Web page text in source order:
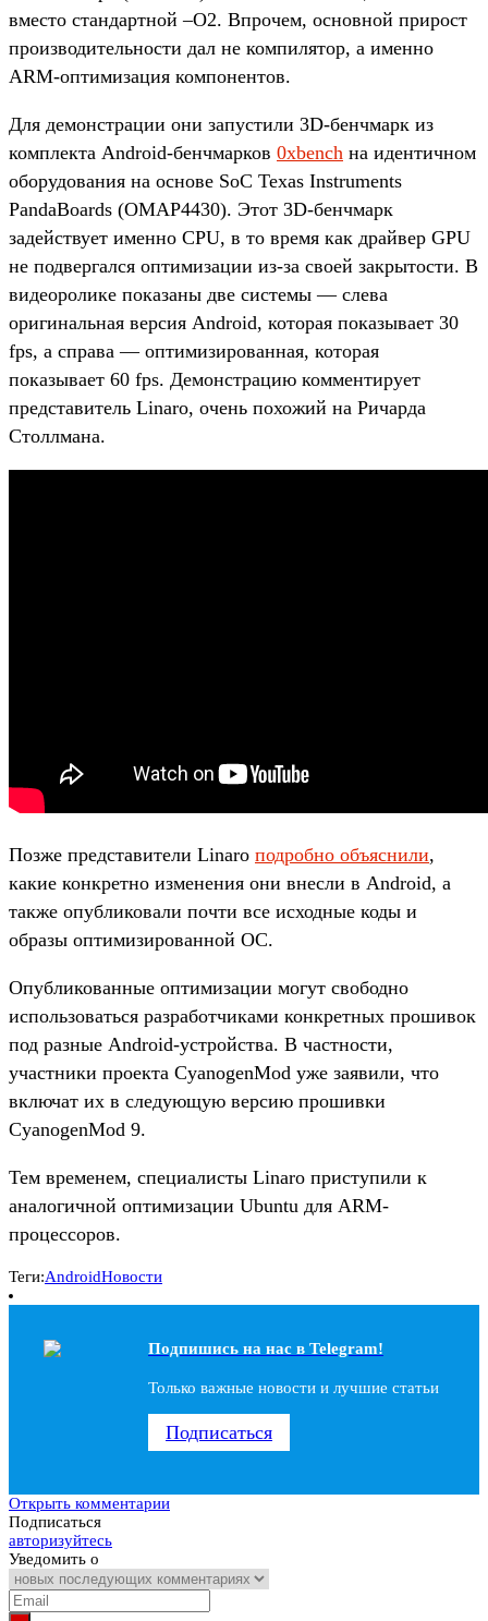
вместо стандартной –O2. Впрочем, основной прирост
производительности дал не компилятор, а именно
ARM-оптимизация компонентов.
Для демонстрации они запустили 3D-бенчмарк из
комплекта Android-бенчмарков 0xbench на идентичном
оборудования на основе SoC Texas Instruments
PandaBoards (OMAP4430). Этот 3D-бенчмарк
задействует именно CPU, в то время как драйвер GPU
не подвергался оптимизации из-за своей закрытости. В
видеоролике показаны две системы — слева
оригинальная версия Android, которая показывает 30
fps, а справа — оптимизированная, которая
показывает 60 fps. Демонстрацию комментирует
представитель Linaro, очень похожий на Ричарда
Столлмана.
Позже представители Linaro подробно объяснили,
какие конкретно изменения они внесли в Android, а
также опубликовали почти все исходные коды и
образы оптимизированной ОС.
Опубликованные оптимизации могут свободно
использоваться разработчиками конкретных прошивок
под разные Android-устройства. В частности,
участники проекта CyanogenMod уже заявили, что
включат их в следующую версию прошивки
CyanogenMod 9.
Тем временем, специалисты Linaro приступили к
аналогичной оптимизации Ubuntu для ARM-
процессоров.
Теги:AndroidНовости
Подпишись на наc в Telegram!
Только важные новости и лучшие статьи
Подписаться
Открыть комментарии
Подписаться
авторизуйтесь
Уведомить о